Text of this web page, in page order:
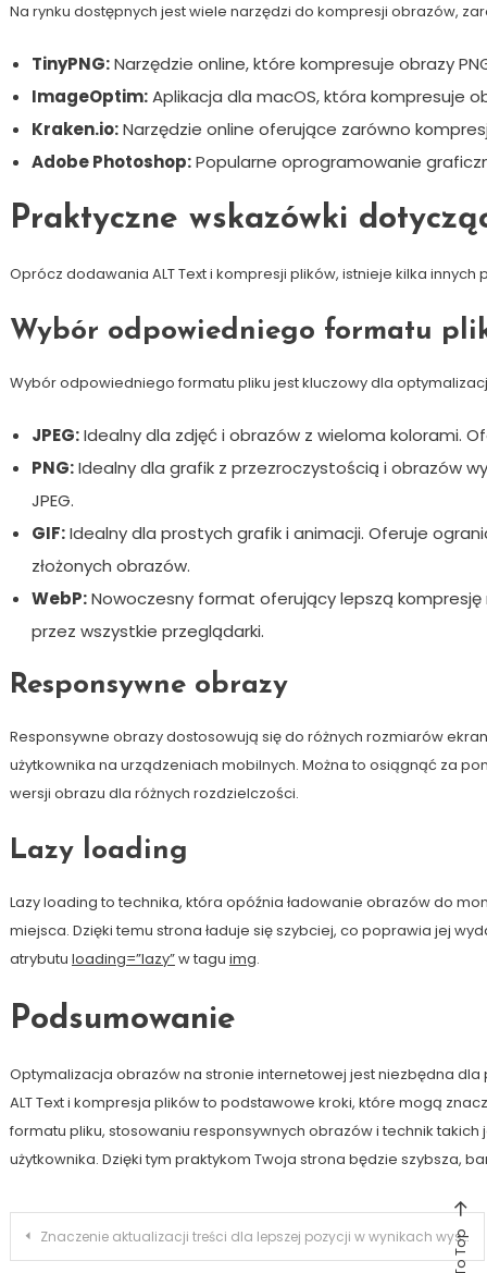
Na rynku dostępnych jest wiele narzędzi do kompresji obrazów,
TinyPNG:Narzędzie online, które kompresuje obrazy
ImageOptim:Aplikacja dla macOS, która kompresuje
Kraken.io:Narzędzie online oferujące zarówno
Adobe Photoshop:Popularne oprogramowanie
Praktyczne wskazówki
Oprócz dodawania ALT Text i kompresji plików, istnieje kilka
Wybór odpowiedniego formatu
Wybór odpowiedniego formatu pliku jest kluczowy dla
JPEG:Idealny dla zdjęć i obrazów z wieloma kolorami.
PNG:Idealny dla grafik z przezroczystością i obrazów
JPEG.
GIF:Idealny dla prostych grafik i animacji. Oferuje
złożonych obrazów.
WebP:Nowoczesny format oferujący lepszą kompresję
przez wszystkie przeglądarki.
Responsywne obrazy
Responsywne obrazy dostosowują się do różnych rozmiarów
użytkownika na urządzeniach mobilnych. Można to osiągnąć za
wersji obrazu dla różnych rozdzielczości.
Lazy loading
Lazy loading to technika, która opóźnia ładowanie obrazów do
miejsca. Dzięki temu strona ładuje się szybciej, co poprawia jej
atrybutu loading=”lazy”w tagu img.
Podsumowanie
Optymalizacja obrazów na stronie internetowej jest niezbędna
ALT Text i kompresja plików to podstawowe kroki, które mogą
formatu pliku, stosowaniu responsywnych obrazów i technik
użytkownika. Dzięki tym praktykom Twoja strona będzie szybsza,
Nawigacja
Znaczenie aktualizacji treści dla lepszej pozycji w wynikach wyszukiwania